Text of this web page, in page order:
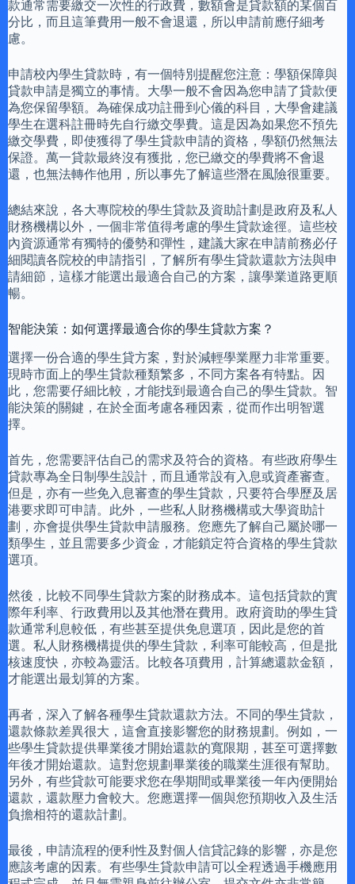
款通常需要繳交一次性的行政費，數額會是貸款額的某個百
分比，而且這筆費用一般不會退還，所以申請前應仔細考
慮。
申請校內學生貸款時，有一個特別提醒您注意：學額保障與
貸款申請是獨立的事情。大學一般不會因為您申請了貸款便
為您保留學額。為確保成功註冊到心儀的科目，大學會建議
學生在選科註冊時先自行繳交學費。這是因為如果您不預先
繳交學費，即使獲得了學生貸款申請的資格，學額仍然無法
保證。萬一貸款最終沒有獲批，您已繳交的學費將不會退
還，也無法轉作他用，所以事先了解這些潛在風險很重要。
總結來說，各大專院校的學生貸款及資助計劃是政府及私人
財務機構以外，一個非常值得考慮的學生貸款途徑。這些校
內資源通常有獨特的優勢和彈性，建議大家在申請前務必仔
細閱讀各院校的申請指引，了解所有學生貸款還款方法與申
請細節，這樣才能選出最適合自己的方案，讓學業道路更順
暢。
智能決策：如何選擇最適合你的學生貸款方案？
選擇一份合適的學生貸方案，對於減輕學業壓力非常重要。
現時市面上的學生貸款種類繁多，不同方案各有特點。因
此，您需要仔細比較，才能找到最適合自己的學生貸款。智
能決策的關鍵，在於全面考慮各種因素，從而作出明智選
擇。
首先，您需要評估自己的需求及符合的資格。有些政府學生
貸款專為全日制學生設計，而且通常設有入息或資產審查。
但是，亦有一些免入息審查的學生貸款，只要符合學歷及居
港要求即可申請。此外，一些私人財務機構或大學資助計
劃，亦會提供學生貸款申請服務。您應先了解自己屬於哪一
類學生，並且需要多少資金，才能鎖定符合資格的學生貸款
選項。
然後，比較不同學生貸款方案的財務成本。這包括貸款的實
際年利率、行政費用以及其他潛在費用。政府資助的學生貸
款通常利息較低，有些甚至提供免息選項，因此是您的首
選。私人財務機構提供的學生貸款，利率可能較高，但是批
核速度快，亦較為靈活。比較各項費用，計算總還款金額，
才能選出最划算的方案。
再者，深入了解各種學生貸款還款方法。不同的學生貸款，
還款條款差異很大，這會直接影響您的財務規劃。例如，一
些學生貸款提供畢業後才開始還款的寬限期，甚至可選擇數
年後才開始還款。這對您規劃畢業後的職業生涯很有幫助。
另外，有些貸款可能要求您在學期間或畢業後一年內便開始
還款，還款壓力會較大。您應選擇一個與您預期收入及生活
負擔相符的還款計劃。
最後，申請流程的便利性及對個人信貸記錄的影響，亦是您
應該考慮的因素。有些學生貸款申請可以全程透過手機應用